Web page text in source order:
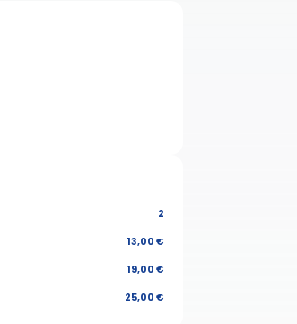
2
13,00 €
19,00 €
25,00 €